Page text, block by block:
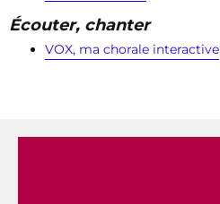
Écouter, chanter
VOX, ma chorale interactive